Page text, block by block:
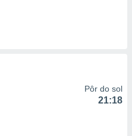
Pôr do sol
21:18